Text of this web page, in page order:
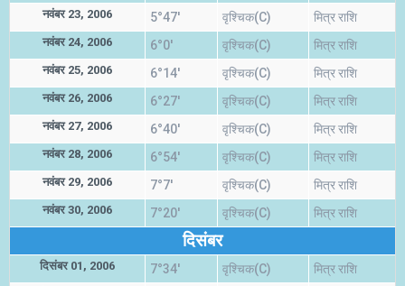
नवंबर 23, 2006 5°47' वृश्चिक(C) मित्र राशि
नवंबर 24, 2006 6°0' वृश्चिक(C) मित्र राशि
नवंबर 25, 2006 6°14' वृश्चिक(C) मित्र राशि
नवंबर 26, 2006 6°27' वृश्चिक(C) मित्र राशि
नवंबर 27, 2006 6°40' वृश्चिक(C) मित्र राशि
नवंबर 28, 2006 6°54' वृश्चिक(C) मित्र राशि
नवंबर 29, 2006 7°7' वृश्चिक(C) मित्र राशि
नवंबर 30, 2006 7°20' वृश्चिक(C) मित्र राशि
दिसंबर
दिसंबर 01, 2006 7°34' वृश्चिक(C) मित्र राशि